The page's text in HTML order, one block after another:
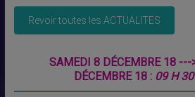
SAMEDI 8 DÉCEMBRE 18 ---
DÉCEMBRE 18 : 09 H